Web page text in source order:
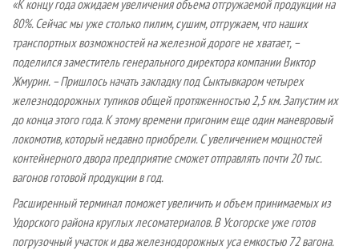
«К концу года ожидаем увеличения объема отгружаемой продукции на
80%. Сейчас мы уже столько пилим, сушим, отгружаем, что наших
транспортных возможностей на железной дороге не хватает, –
поделился заместитель генерального директора компании Виктор
Жмурин. – Пришлось начать закладку под Сыктывкаром четырех
железнодорожных тупиков общей протяженностью 2,5 км. Запустим их
до конца этого года. К этому времени пригоним еще один маневровый
локомотив, который недавно приобрели. С увеличением мощностей
контейнерного двора предприятие сможет отправлять почти 20 тыс.
вагонов готовой продукции в год.
Расширенный терминал поможет увеличить и объем принимаемых из
Удорского района круглых лесоматериалов. В Усогорске уже готов
погрузочный участок и два железнодорожных уса емкостью 72 вагона.